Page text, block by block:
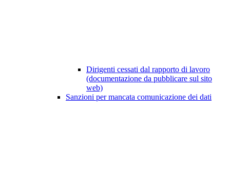
Dirigenti cessati dal rapporto di lavoro
(documentazione da pubblicare sul sito
web)
Sanzioni per mancata comunicazione dei dati